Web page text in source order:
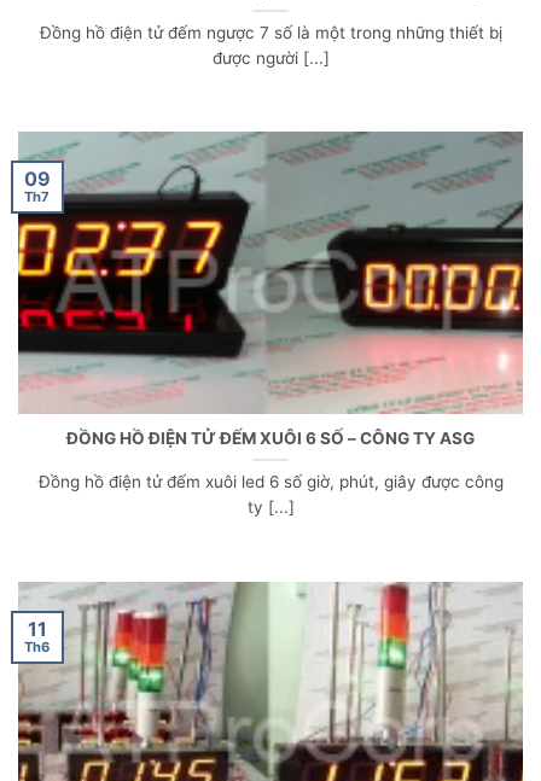
Đồng hồ điện tử đếm ngược 7 số là một trong những thiết bị
được người [...]
ĐỒNG HỒ ĐIỆN TỬ ĐẾM XUÔI 6 SỐ – CÔNG TY ASG
Đồng hồ điện tử đếm xuôi led 6 số giờ, phút, giây được công
ty [...]
09
Th7
11
Th6